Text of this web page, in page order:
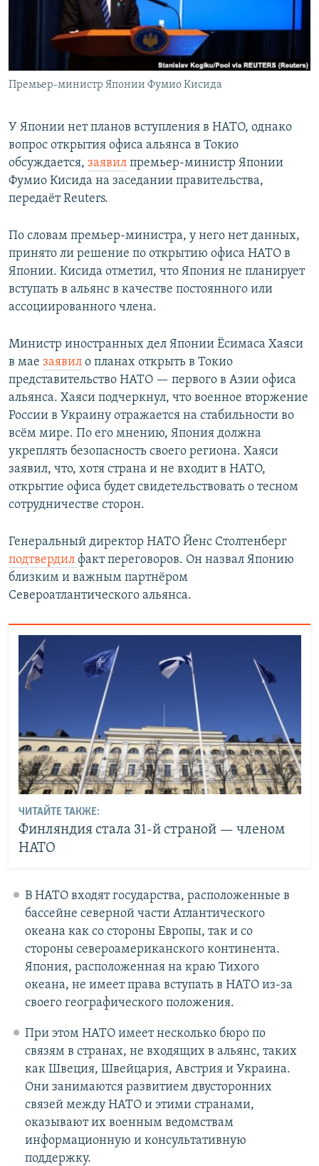
Премьер-министр Японии Фумио Кисида
У Японии нет планов вступления в НАТО, однако
вопрос открытия офиса альянса в Токио
обсуждается, заявил премьер-министр Японии
Фумио Кисида на заседании правительства,
передаёт Reuters.
По словам премьер-министра, у него нет данных,
принято ли решение по открытию офиса НАТО в
Японии. Кисида отметил, что Япония не планирует
вступать в альянс в качестве постоянного или
ассоциированного члена.
Министр иностранных дел Японии Ёсимаса Хаяси
в мае заявил о планах открыть в Токио
представительство НАТО — первого в Азии офиса
альянса. Хаяси подчеркнул, что военное вторжение
России в Украину отражается на стабильности во
всём мире. По его мнению, Япония должна
укреплять безопасность своего региона. Хаяси
заявил, что, хотя страна и не входит в НАТО,
открытие офиса будет свидетельствовать о тесном
сотрудничестве сторон.
Генеральный директор НАТО Йенс Столтенберг
подтвердил факт переговоров. Он назвал Японию
близким и важным партнёром
Североатлантического альянса.
ЧИТАЙТЕ ТАКЖЕ:
Финляндия стала 31-й страной — членом
НАТО
В НАТО входят государства, расположенные в
бассейне северной части Атлантического
океана как со стороны Европы, так и со
стороны североамериканского континента.
Япония, расположенная на краю Тихого
океана, не имеет права вступать в НАТО из-за
своего географического положения.
При этом НАТО имеет несколько бюро по
связям в странах, не входящих в альянс, таких
как Швеция, Швейцария, Австрия и Украина.
Они занимаются развитием двусторонних
связей между НАТО и этими странами,
оказывают их военным ведомствам
информационную и консультативную
поддержку.